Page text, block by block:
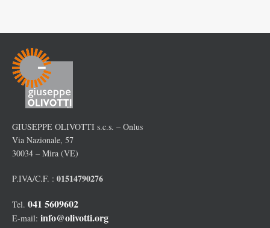
GIUSEPPE OLIVOTTI s.c.s. – Onlus
Via Nazionale, 57
30034 – Mira (VE)
P.IVA/C.F. : 01514790276
Tel. 041 5609602
E-mail: info@olivotti.org